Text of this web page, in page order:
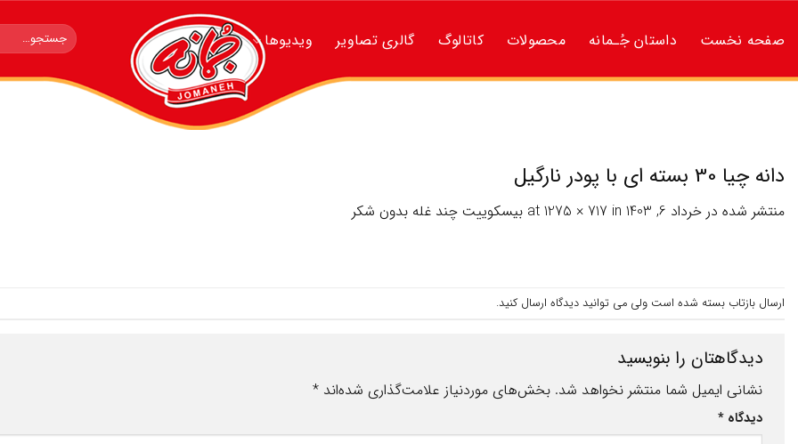
محتواصفحه نخست داستان جُـمانه محصولات کاتالوگ گالری تصاویر ویدیوها
جستجو
برای:
دانه چیا 30 بسته ای با پودر نارگیل
منتشر شده در خرداد 6, 1403 1275 × 717 in بیسکوییت چند غله بدون شکر
ارسال بازتاب بسته شده است ولی می توانید دیدگاه ارسال کنید.
دیدگاهتان را بنویسید
نشانی ایمیل شما منتشر نخواهد شد. بخش‌های موردنیاز علامت‌گذاری شده‌اند *
دیدگاه *